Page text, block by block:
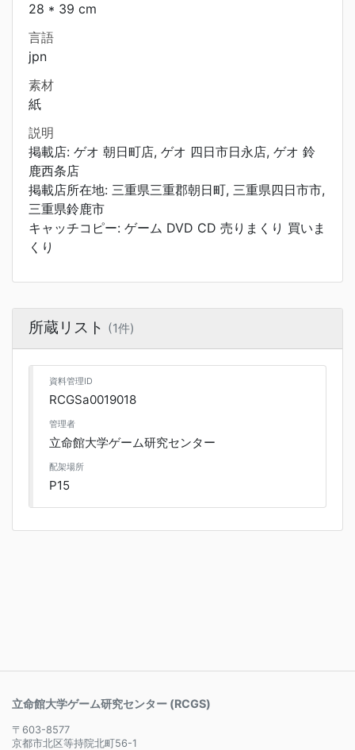
28 * 39 cm
言語
jpn
素材
紙
説明
掲載店: ゲオ 朝日町店, ゲオ 四日市日永店, ゲオ 鈴
鹿西条店
掲載店所在地: 三重県三重郡朝日町, 三重県四日市市,
三重県鈴鹿市
キャッチコピー: ゲーム DVD CD 売りまくり 買いま
くり
所蔵リスト (1件)
資料管理ID
RCGSa0019018
管理者
立命館大学ゲーム研究センター
配架場所
P15
立命館大学ゲーム研究センター (RCGS)
〒603-8577
京都市北区等持院北町56-1